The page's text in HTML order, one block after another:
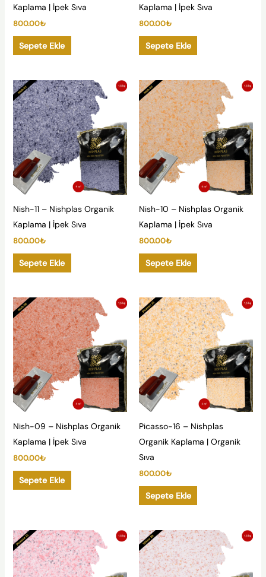
Kaplama | İpek Sıva
800.00₺
Sepete Ekle
Kaplama | İpek Sıva
800.00₺
Sepete Ekle
Nish-11 – Nishplas Organik
Kaplama | İpek Sıva
800.00₺
Sepete Ekle
Nish-10 – Nishplas Organik
Kaplama | İpek Sıva
800.00₺
Sepete Ekle
Nish-09 – Nishplas Organik
Kaplama | İpek Sıva
800.00₺
Sepete Ekle
Picasso-16 – Nishplas
Organik Kaplama | Organik
Sıva
800.00₺
Sepete Ekle